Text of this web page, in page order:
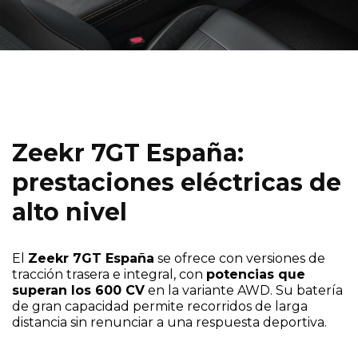
Zeekr 7GT España:
prestaciones eléctricas de
alto nivel
El Zeekr 7GT España se ofrece con versiones de
tracción trasera e integral, con potencias que
superan los 600 CV en la variante AWD. Su batería
de gran capacidad permite recorridos de larga
distancia sin renunciar a una respuesta deportiva.